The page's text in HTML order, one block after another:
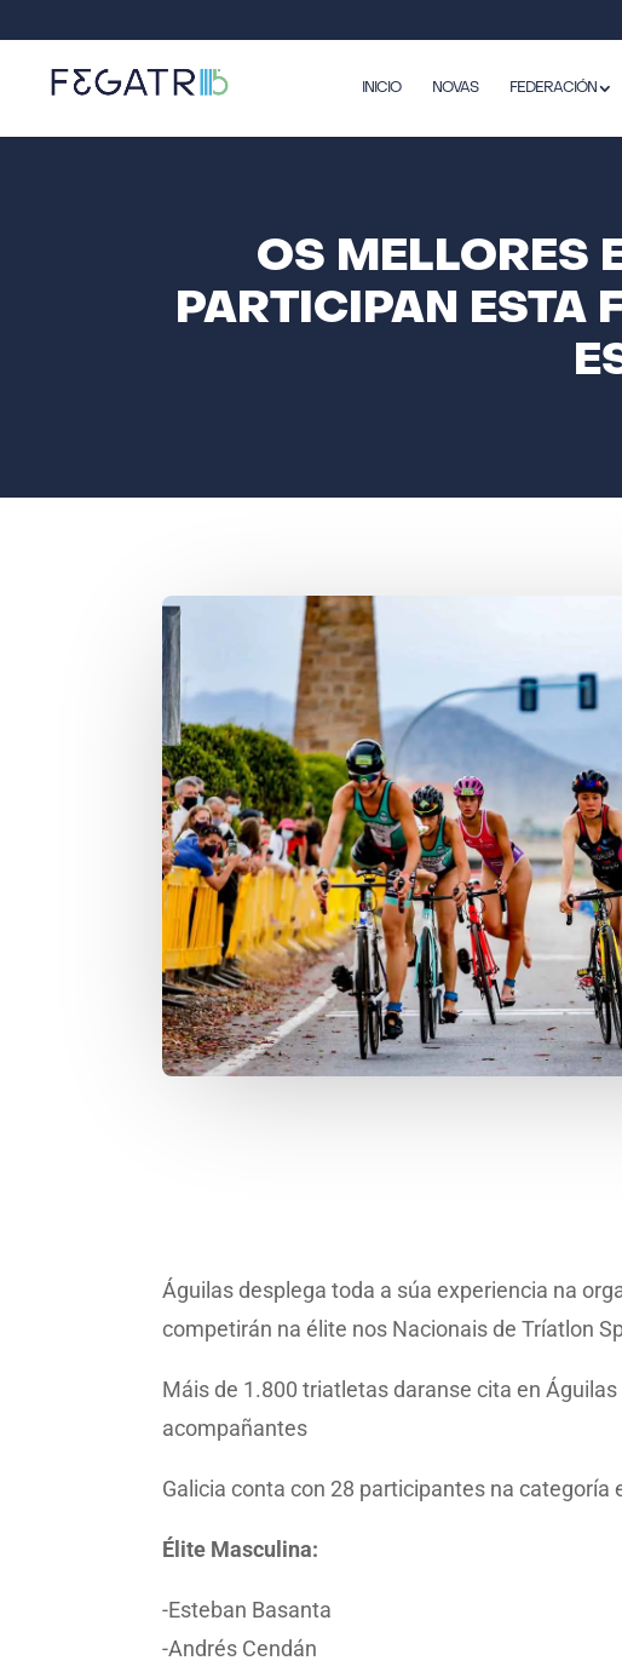
INICIO NOVAS FEDERACIÓN
OS MELLORES
PARTICIPAN ESTA
Águilas desplega toda a súa experiencia na
competirán na élite nos Nacionais de Tríatlon
Máis de 1.800 triatletas daranse cita en
acompañantes
Galicia conta con 28 participantes na categoría
Élite Masculina:
-Esteban Basanta
-Andrés Cendán